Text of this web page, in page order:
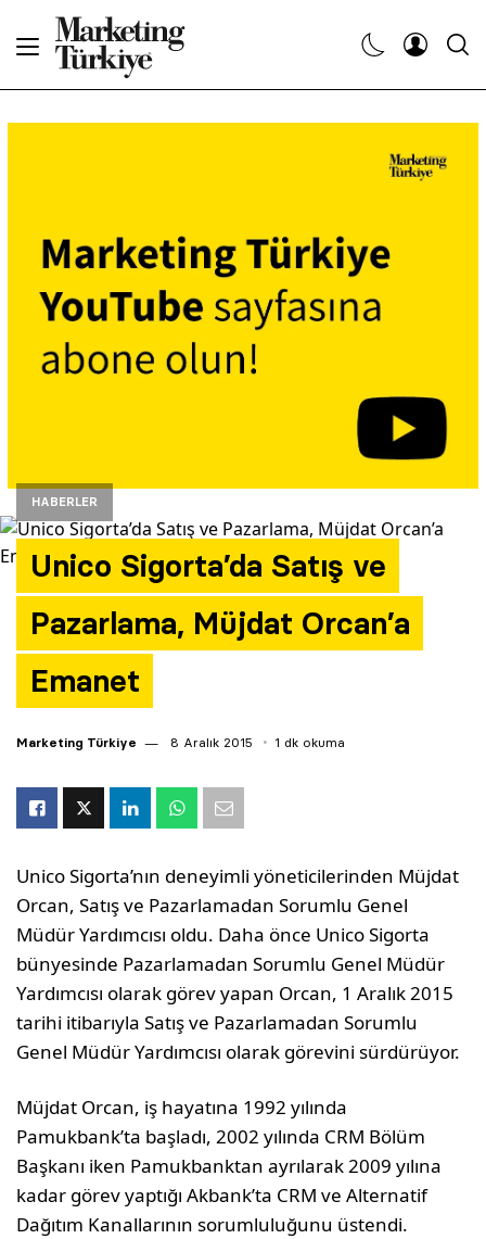
HABERLER
Unico Sigorta’da Satış ve
Pazarlama, Müjdat Orcan’a
Emanet
Marketing Türkiye 8 Aralık 2015 1 dk okuma
Unico Sigorta’nın deneyimli yöneticilerinden Müjdat
Orcan, Satış ve Pazarlamadan Sorumlu Genel
Müdür Yardımcısı oldu. Daha önce Unico Sigorta
bünyesinde Pazarlamadan Sorumlu Genel Müdür
Yardımcısı olarak görev yapan Orcan, 1 Aralık 2015
tarihi itibarıyla Satış ve Pazarlamadan Sorumlu
Genel Müdür Yardımcısı olarak görevini sürdürüyor.
Müjdat Orcan, iş hayatına 1992 yılında
Pamukbank’ta başladı, 2002 yılında CRM Bölüm
Başkanı iken Pamukbanktan ayrılarak 2009 yılına
kadar görev yaptığı Akbank’ta CRM ve Alternatif
Dağıtım Kanallarının sorumluluğunu üstendi.
Dergiler
Etkinlikler
Yazarlar
Araştırma